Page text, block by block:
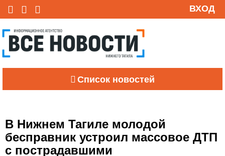
ВХОД
Список новостей
В Нижнем Тагиле молодой
бесправник устроил массовое ДТП
с пострадавшими